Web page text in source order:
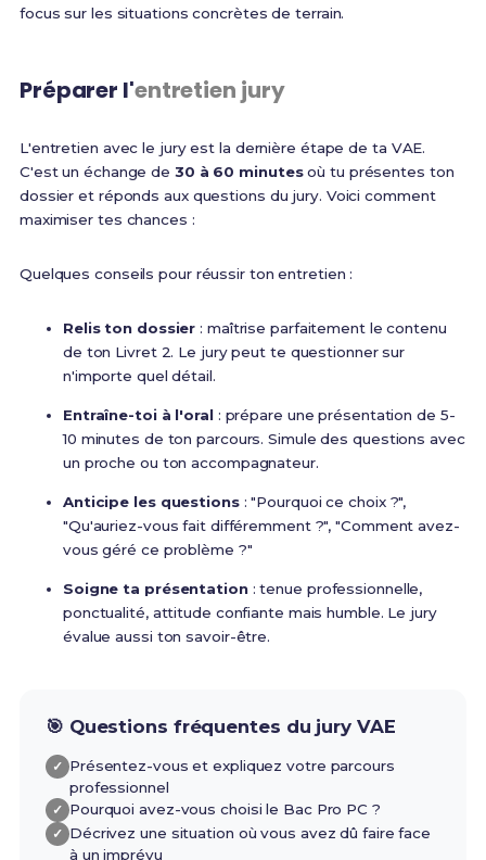
focus sur les situations concrètes de terrain.
Préparer l'entretien jury
L'entretien avec le jury est la dernière étape de ta VAE.
C'est un échange de 30 à 60 minutesoù tu présentes ton
dossier et réponds aux questions du jury. Voici comment
maximiser tes chances :
Quelques conseils pour réussir ton entretien :
Relis ton dossier : maîtrise parfaitement le contenu
de ton Livret 2. Le jury peut te questionner sur
n'importe quel détail.
Entraîne-toi à l'oral: prépare une présentation de 5-
10 minutes de ton parcours. Simule des questions avec
un proche ou ton accompagnateur.
Anticipe les questions: "Pourquoi ce choix ?",
"Qu'auriez-vous fait différemment ?", "Comment avez-
vous géré ce problème ?"
Soigne ta présentation: tenue professionnelle,
ponctualité, attitude confiante mais humble. Le jury
évalue aussi ton savoir-être.
🎯 Questions fréquentes du jury VAE
Présentez-vous et expliquez votre parcours
professionnel
Pourquoi avez-vous choisi le Bac Pro PC ?
Décrivez une situation où vous avez dû faire face
à un imprévu